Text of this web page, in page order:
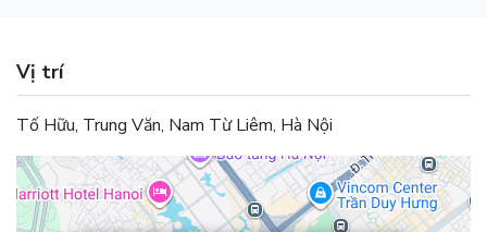
Vị trí
Tố Hữu, Trung Văn, Nam Từ Liêm, Hà Nội